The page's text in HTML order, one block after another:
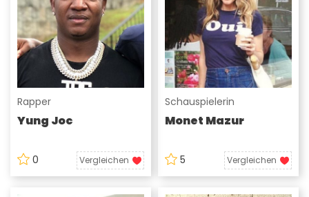
Rapper
Yung Joc
0 Vergleichen
Schauspielerin
Monet Mazur
5 Vergleichen